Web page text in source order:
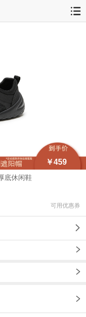
￥459
底休闲鞋
可用优惠券